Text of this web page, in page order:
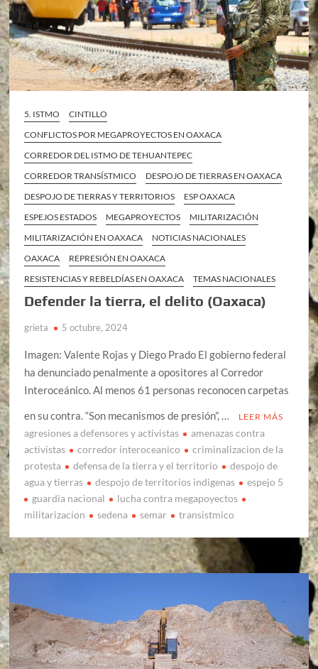
5. ISTMO
CINTILLO
CONFLICTOS POR MEGAPROYECTOS EN OAXACA
CORREDOR DEL ISTMO DE TEHUANTEPEC
CORREDOR TRANSÍSTMICO
DESPOJO DE TIERRAS EN OAXACA
DESPOJO DE TIERRAS Y TERRITORIOS
ESP OAXACA
ESPEJOS ESTADOS
MEGAPROYECTOS
MILITARIZACIÓN
MILITARIZACIÓN EN OAXACA
NOTICIAS NACIONALES
OAXACA
REPRESIÓN EN OAXACA
RESISTENCIAS Y REBELDÍAS EN OAXACA
TEMAS NACIONALES
Defender la tierra, el delito (Oaxaca)
grieta 5 octubre, 2024
Imagen: Valente Rojas y Diego Prado El gobierno federal
ha denunciado penalmente a opositores al Corredor
Interoceánico. Al menos 61 personas reconocen carpetas
en su contra. “Son mecanismos de presión”, …
LEER MÁS
agresiones a defensores y activistas
amenazas contra
activistas
corredor interoceanico
criminalizacion de la
protesta
defensa de la tierra y el territorio
despojo de
agua y tierras
despojo de territorios indigenas
espejo 5
guardia nacional
lucha contra megapoyectos
militarizacion
sedena semar transistmico